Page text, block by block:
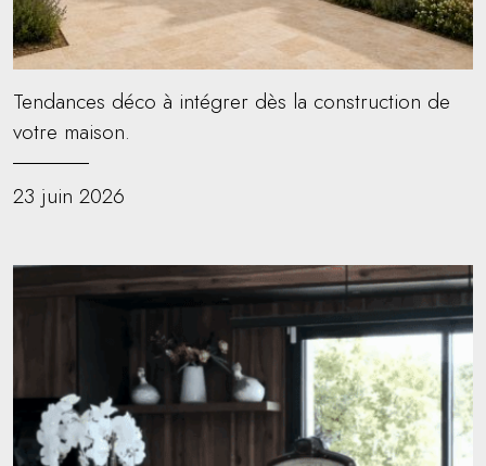
Tendances déco à intégrer dès la construction de
votre maison.
23 juin 2026